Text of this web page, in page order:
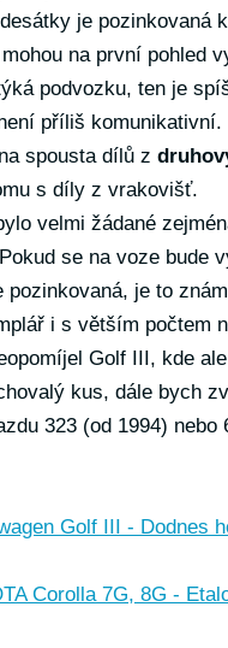
je pozinkovaná
na první pohled
podvozku, ten je
příliš komunikativní.
spousta dílů z
s díly z vrakovišť.
velmi žádané
se na voze bude
je to
i s větším počtem
Golf III, kde
kus, dále bych
323 (od 1994)
Golf III - Dodnes
Corolla 7G, 8G -